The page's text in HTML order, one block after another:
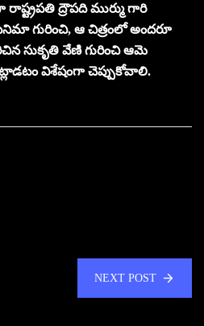
రాష్ట్రపతి ద్రౌపది ముర్ము గారి
గురించి, ఆ చిత్రంలో అందరూ
సుకృతి వేణి గురించి ఆమె
విశేషంగా చెప్పుకోవాలి.
NEXT POST